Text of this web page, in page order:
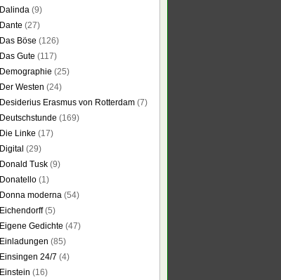
Dalinda (9)
Dante (27)
Das Böse (126)
Das Gute (117)
Demographie (25)
Der Westen (24)
Desiderius Erasmus von Rotterdam (7)
Deutschstunde (169)
Die Linke (17)
Digital (29)
Donald Tusk (9)
Donatello (1)
Donna moderna (54)
Eichendorff(5)
Eigene Gedichte (47)
Einladungen (85)
Einsingen 24/7 (4)
Einstein (16)